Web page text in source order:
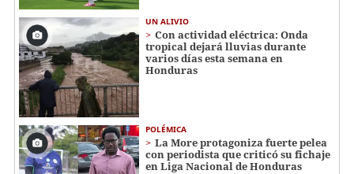
UN ALIVIO
Con actividad eléctrica: Onda
tropical dejará lluvias durante
varios días esta semana en
Honduras
POLÉMICA
La More protagoniza fuerte pelea
con periodista que criticó su fichaje
en Liga Nacional de Honduras